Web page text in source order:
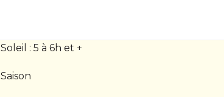
Soleil : 5 à 6h et +
Saison